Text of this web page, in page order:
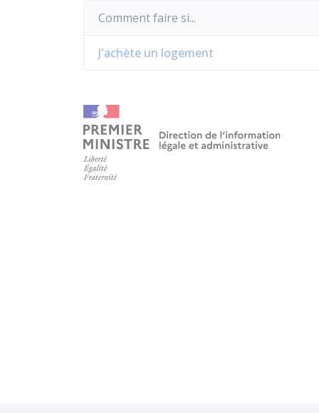
Comment faire si...
J'achète un logement